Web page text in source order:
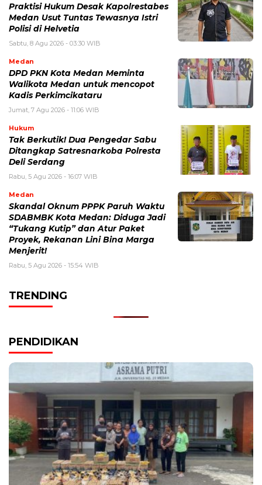
Praktisi Hukum Desak Kapolrestabes
Medan Usut Tuntas Tewasnya Istri
Polisi di Helvetia
Sabtu, 8 Agu 2026 - 03:30 WIB
Medan
DPD PKN Kota Medan Meminta
Walikota Medan untuk mencopot
Kadis Perkimcikataru
Jumat, 7 Agu 2026 - 11:06 WIB
Hukum
Tak Berkutik! Dua Pengedar Sabu
Ditangkap Satresnarkoba Polresta
Deli Serdang
Rabu, 5 Agu 2026 - 16:07 WIB
Medan
Skandal Oknum PPPK Paruh Waktu
SDABMBK Kota Medan: Diduga Jadi
“Tukang Kutip” dan Atur Paket
Proyek, Rekanan Lini Bina Marga
Menjerit!
Rabu, 5 Agu 2026 - 15:54 WIB
TRENDING
PENDIDIKAN